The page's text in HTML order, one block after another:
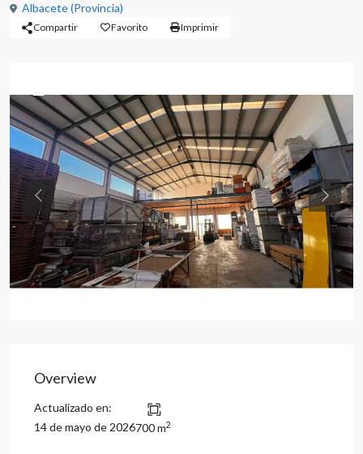
Albacete (Provincia)
Compartir Favorito Imprimir
Previous
Overview
Actualizado en:
14 de mayo de 2026700 m2